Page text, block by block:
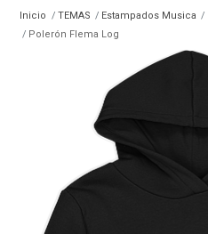
Inicio TEMAS Estampados Musica
Polerón Flema Log